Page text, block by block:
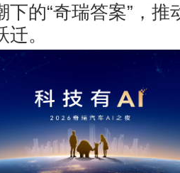
下的“奇瑞答案”，推
。